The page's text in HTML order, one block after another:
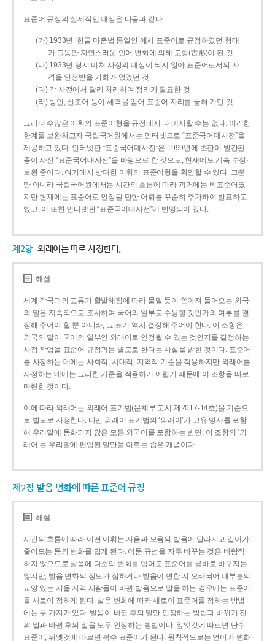
표준어 규정의 실제적인 대상은 다음과 같다.
(가) 1933년 ‘한글 마춤법 통일안’에서 표준어로 규정하였던 형태
가 그동안 자연스러운 언어 변화에 의해 고형(古形)이 된 것
(나) 1933년 당시 미처 사정의 대상이 되지 않아 표준어로서의 자
격을 인정받을 기회가 없었던 것
(다) 각 사전에서 달리 처리하여 정리가 필요한 것
(라) 방언, 신조어 등이 세력을 얻어 표준어 자리를 굳혀 가던 것
그러나 수많은 어휘의 표준어형을 규정에서 다 예시할 수는 없다. 이러한
한계를 보완하고자 국립국어원에서는 인터넷으로 “표준국어대사전”을
제공하고 있다. 인터넷판 “표준국어대사전”은 1999년에 초판이 발간된
종이 사전 “표준국어대사전”을 바탕으로 한 것으로, 현재에도 계속 수정·
보완 중이다. 여기에서 방대한 어휘의 표준어형을 확인할 수 있다. 그뿐
만 아니라 국립국어원에서는 시간의 흐름에 따라 과거에는 비표준어였
지만 현재에는 표준어로 인정될 만한 어휘를 꾸준히 추가하여 발표하고
있고, 이 또한 인터넷판 “표준국어대사전”에 반영되어 있다.
제2항 외래어는 따로 사정한다.
해설
세계 각국과의 교류가 활발해짐에 따라 물밀 듯이 쏟아져 들어오는 외국
의 말은 지속적으로 조사하여 국어의 일부로 수용할 것인가의 여부를 결
정해 주어야 할 뿐 아니라, 그 표기 역시 결정해 주어야 한다. 이 조항은
외국의 말이 국어의 일부인 외래어로 인정될 수 있는 것인지를 결정하는
사정 작업을 표준어 규정과는 별도로 한다는 사실을 밝힌 것이다. 표준어
를 사정하는 데에는 사회적, 시대적, 지역적 기준을 적용하지만 외래어를
사정하는 데에는 그러한 기준을 적용하기 어렵기 때문에 이 조항을 따로
마련한 것이다.
이에 따라 외래어는 외래어 표기법(문체부 고시 제2017-14호)을 기준으
로 별도로 사정한다. 다만 외래어 표기법의 ‘외래어’가 고유 명사를 포함
해 우리말에 동화되지 않은 모든 외국어를 포함하는 반면, 이 조항의 ‘외
래어’는 우리말에 편입된 말만을 이르는 좁은 개념이다.
제2장 발음 변화에 따른 표준어 규정
해설
시간의 흐름에 따라 어떤 어휘는 자음과 모음의 발음이 달라지고 길이가
줄어드는 등의 변화를 입게 된다. 어문 규범을 자주 바꾸는 것은 바람직
하지 않으므로 발음에 다소의 변화를 입어도 표준어를 곧바로 바꾸지는
않지만, 발음 변화의 정도가 심하거나 발음이 변한 지 오래되어 대부분의
교양 있는 서울 지역 사람들이 바뀐 발음으로 말을 하는 경우에는 표준어
를 새로이 정하게 된다. 발음 변화에 따라 새로이 표준어를 정하는 방법
에는 두 가지가 있다. 발음이 바뀐 후의 말만 인정하는 방법과 바뀌기 전
의 말과 바뀐 후의 말을 모두 인정하는 방법이다. 앞엣것에 따르면 단수
표준어, 뒤엣것에 따르면 복수 표준어가 된다. 원칙적으로는 언어가 변화